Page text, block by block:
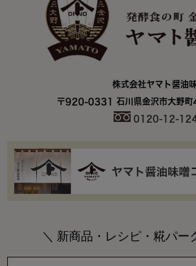
株式会社ヤマト醤油
〒920-0331 石川県金沢市大野町
0120-12-
＼ 新商品・レシピ・糀パー